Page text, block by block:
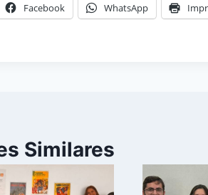
Facebook WhatsApp
Similares